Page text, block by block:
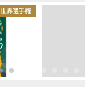
世界選手権